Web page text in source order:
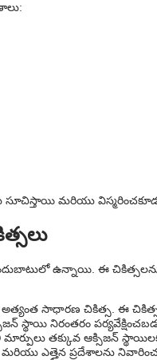
సూచిస్తాయి మరియు
ఉన్నాయి. ఈ
అత్యంత సాధారణ చికిత్స. ఈ
స్థాయి నిరంతరం
మార్పులు తక్కువ ఆక్సిజన్
ఎత్తైన ప్రదేశాలను